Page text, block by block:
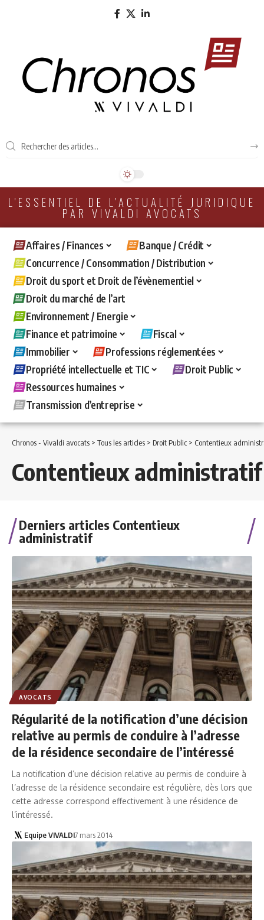
L'ESSENTIEL DE L'ACTUALITÉ JURIDIQUE
PAR VIVALDI AVOCATS
Affaires / Finances
Banque / Crédit
Concurrence / Consommation / Distribution
Droit du sport et Droit de l’évènementiel
Droit du marché de l’art
Environnement / Energie
Finance et patrimoine
Fiscal
Immobilier
Professions réglementées
Propriété intellectuelle et TIC
Droit Public
Ressources humaines
Transmission d’entreprise
Chronos - Vivaldi avocats > Tous les articles > Droit Public > Contentieux
Contentieux administratif
Derniers articles Contentieux
administratif
AVOCATS
Régularité de la notification d’une décision
relative au permis de conduire à l’adresse
de la résidence secondaire de l’intéressé
La notification d’une décision relative au permis de conduire à
l’adresse de la résidence secondaire est régulière, dès lors que
cette adresse correspond effectivement à une résidence de
l’intéressé.
Equipe VIVALDI7 mars 2014